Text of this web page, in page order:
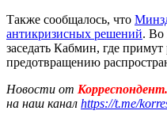
Также сообщалось, что
антикризисных решений. Во
заседать Кабмин, где
предотвращению
Новости от
на наш канал https://t.me/